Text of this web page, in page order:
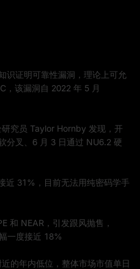
识证明可靠性漏洞，理论上可允
，该漏洞自 2022 年 5 月
究员 Taylor Hornby 发现，开
分叉、6 月 3 日通过 NU6.2 硬
近 31%，目前无法用纯密码学手
和 NEAR，引发跟风抛售，
一度接近 18%
的年内低位，整体市场市值单日